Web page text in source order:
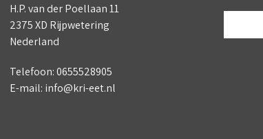
H.P. van der Poellaan 11
2375 XD Rijpwetering
Nederland
Telefoon: 0655528905
E-mail: info@kri-eet.nl